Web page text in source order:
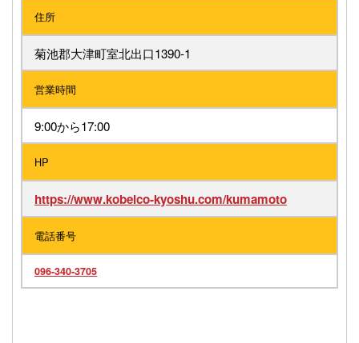
住所
菊池郡大津町室北出口1390-1
営業時間
9:00から17:00
HP
https://www.kobelco-kyoshu.com/kumamoto
電話番号
096-340-3705